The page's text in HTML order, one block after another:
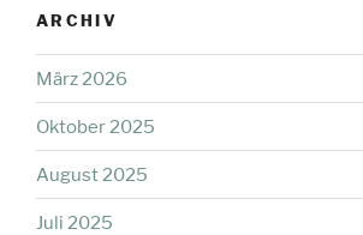
ARCHIV
März 2026
Oktober 2025
August 2025
Juli 2025